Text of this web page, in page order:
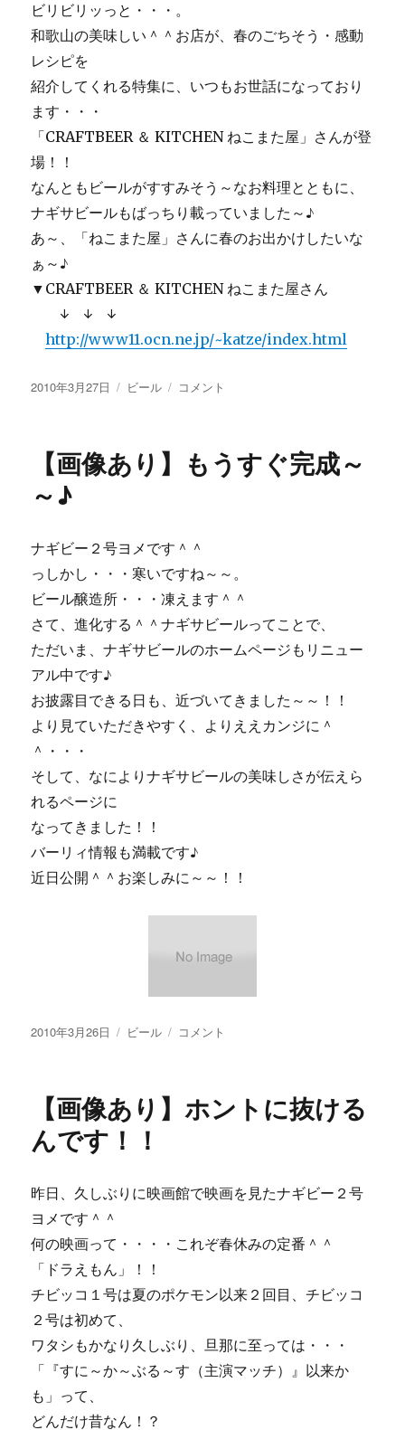
ビリビリッっと・・・。
和歌山の美味しい＾＾お店が、春のごちそう・感動
レシピを
紹介してくれる特集に、いつもお世話になっており
ます・・・
「CRAFTBEER ＆ KITCHEN ねこまた屋」さんが登
場！！
なんともビールがすすみそう～なお料理とともに、
ナギサビールもばっちり載っていました～♪
あ～、「ねこまた屋」さんに春のお出かけしたいな
ぁ～♪
▼CRAFTBEER ＆ KITCHEN ねこまた屋さん
↓ ↓ ↓
http://www11.ocn.ne.jp/~katze/index.html
投
2010年3月27日
カ
ー
ビール
ナ
も
に
コメント
【画像あり】もうすぐ完成～
～♪
ナギビー２号ヨメです＾＾
っしかし・・・寒いですね～～。
ビール醸造所・・・凍えます＾＾
さて、進化する＾＾ナギサビールってことで、
ただいま、ナギサビールのホームページもリニュー
アル中です♪
お披露目できる日も、近づいてきました～～！！
より見ていただきやすく、よりええカンジに＾
＾・・・
そして、なによりナギサビールの美味しさが伝えら
れるページに
なってきました！！
バーリィ情報も満載です♪
近日公開＾＾お楽しみに～～！！
投
2010年3月26日
カ
ー
ビール
【画
も
完
成
～
コメント
【画像あり】ホントに抜ける
んです！！
昨日、久しぶりに映画館で映画を見たナギビー２号
ヨメです＾＾
何の映画って・・・・これぞ春休みの定番＾＾
「ドラえもん」！！
チビッコ１号は夏のポケモン以来２回目、チビッコ
２号は初めて、
ワタシもかなり久しぶり、旦那に至っては・・・
「『すに～か～ぶる～す（主演マッチ）』以来か
も」って、
どんだけ昔なん！？